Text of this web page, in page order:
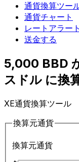
通貨換算ツー
通貨チャート
レートアラート
送金する
5,000 BBD
スドル に換
XE通貨換算ツール
換算元通貨
換算元通貨